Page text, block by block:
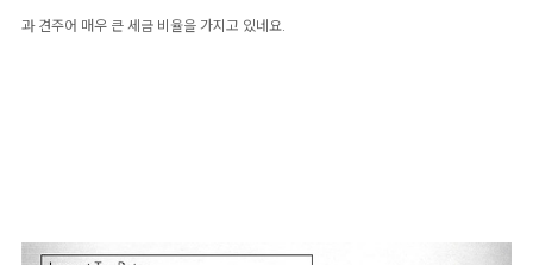
과 견주어 매우 큰 세금 비율을 가지고 있네요.